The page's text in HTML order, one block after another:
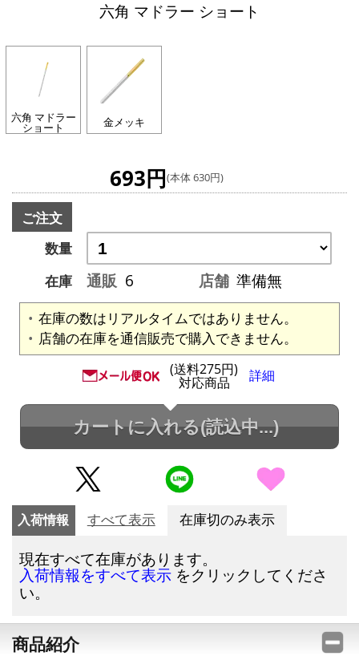
六角 マドラー ショート
六角 マドラー
ショート 金メッキ
693円(本体 630円)
ご注文
数量
在庫
通販 6 店舗 準備無
在庫の数はリアルタイムではありません。
店舗の在庫を通信販売で購入できません。
(送料275円)
対応商品 詳細
カートに入れる(読込中...)
入荷情報 すべて表示 在庫切のみ表示
現在すべて在庫があります。
入荷情報をすべて表示 をクリックしてくださ
い。
商品紹介